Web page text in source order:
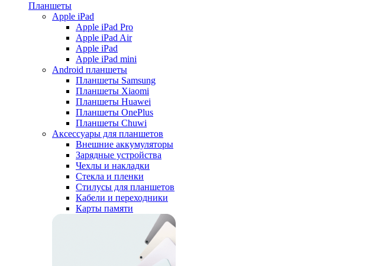
Планшеты
Apple iPad
Apple iPad Pro
Apple iPad Air
Apple iPad
Apple iPad mini
Android планшеты
Планшеты Samsung
Планшеты Xiaomi
Планшеты Huawei
Планшеты OnePlus
Планшеты Chuwi
Аксессуары для планшетов
Внешние аккумуляторы
Зарядные устройства
Чехлы и накладки
Стекла и пленки
Стилусы для планшетов
Кабели и переходники
Карты памяти